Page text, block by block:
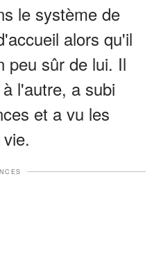
le système de
alors qu'il
peu sûr de lui. Il
l'autre, a subi
et a vu les